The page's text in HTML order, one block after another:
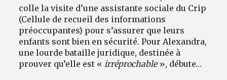
colle la visite d’une assistante sociale du Crip
(Cellule de recueil des informations
préoccupantes) pour s’assurer que leurs
enfants sont bien en sécurité. Pour Alexandra,
une lourde bataille juridique, destinée à
prouver qu’elle est « irréprochable», débute…